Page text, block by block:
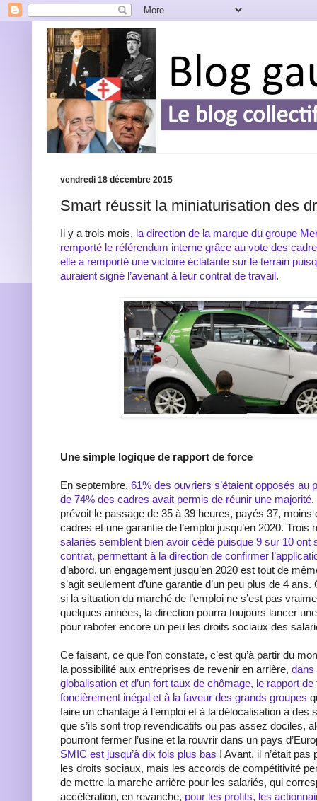
vendredi 18 décembre 2015
Smart réussit la miniaturisation des
Il y a trois mois, la direction de la marque du groupe
remporté le référendum interne grâce au vote des
elle a remporté une victoire éclatante sur le terrain
auraient signé l’avenant à leur contrat de travail .
Une simple logique de rapport de force
En septembre, 61% des ouvriers s’étaient opposés au
de 74% des cadres avait permis de réunir une majorité.
prévoit le passage de 35 à 39 heures, payés 37, moins
cadres et une garantie de l’emploi jusqu’en 2020. Trois
salariés semblent bien avoir cédé puisque 9 sur 10 ont
contrat, permettant à la direction de confirmer
d’abord, un engagement jusqu’en 2020 est tout de
s’agit seulement d’une garantie d’un peu plus de 4
si la situation du marché de l’emploi ne s’est pas
quelques années, la direction pourra toujours lancer
pour raboter encore un peu les droits sociaux des
Ce faisant, ce que l’on constate, c’est qu’à partir du
la possibilité aux entreprises de revenir en arrière, dans
globalisation et d’un fort taux de chômage, le rapport
foncièrement inégal et à la faveur des grands groupes
faire un chantage à l’emploi et à la délocalisation à des
que s’ils sont trop revendicatifs ou pas assez dociles,
pourront fermer l’usine et la rouvrir dans un pays
SMIC est jusqu’à dix fois plus bas ! Avant, il n’était
les droits sociaux, mais les accords de compétitivité
de mettre la marche arrière pour les salariés, qui
accélération, en revanche, pour les profits, les